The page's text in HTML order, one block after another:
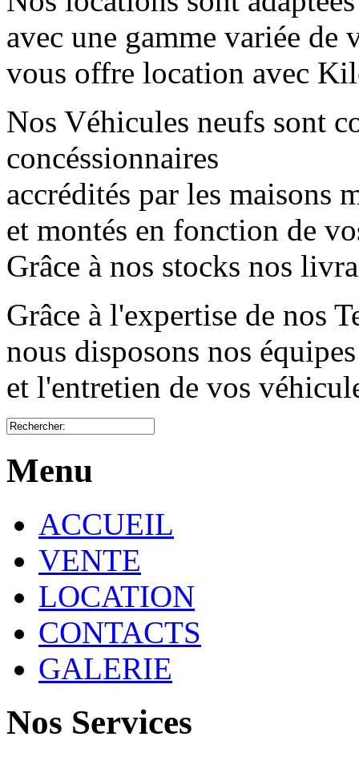
avec une gamme variée
vous offre location avec
Nos Véhicules neufs sont
concéssionnaires
accrédités par les maisons
et montés en fonction de
Grâce à nos stocks nos
Grâce à l'expertise de nos
nous disposons nos
et l'entretien de vos
Menu
ACCUEIL
VENTE
LOCATION
CONTACTS
GALERIE
Nos Services